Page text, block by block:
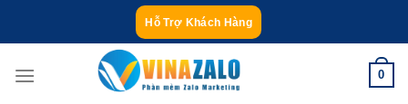
dung
Hỗ Trợ Khách Hàng
0